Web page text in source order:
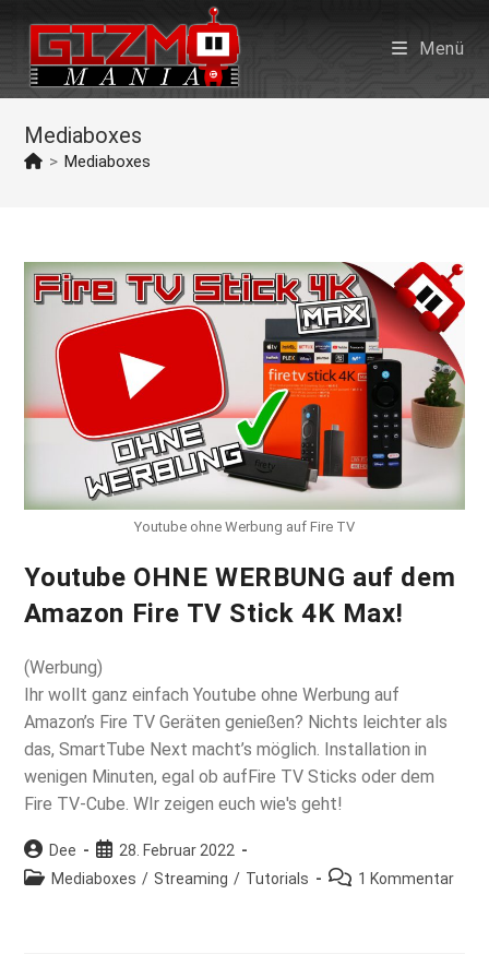
springen
Menü
Mediaboxes
> Mediaboxes
Youtube ohne Werbung auf Fire TV
Youtube OHNE WERBUNG auf dem
Amazon Fire TV Stick 4K Max!
(Werbung)
Ihr wollt ganz einfach Youtube ohne Werbung auf
Amazon’s Fire TV Geräten genießen? Nichts leichter als
das, SmartTube Next macht’s möglich. Installation in
wenigen Minuten, egal ob aufFire TV Sticks oder dem
Fire TV-Cube. WIr zeigen euch wie's geht!
Beitrags-
Autor:
Dee
Beitrag
veröffentlicht:
28. Februar 2022
Beitrags-
Mediaboxes / Streaming / Tutorials
Beitrags-1 Kommentar